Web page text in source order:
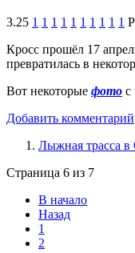
3.25 1 1 1 1 1 1 1 1 1 1
Кросс прошёл 17
превратилась в
Вот некоторые фото с
Добавить комментарий
Лыжная трасса
Страница 6 из 7
В начало
Назад
1
2